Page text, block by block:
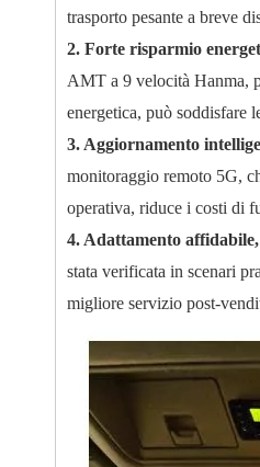
trasporto pesante a breve
2. Forte risparmio
AMT a 9 velocità Hanma,
energetica, può soddisfare
3. Aggiornamento
monitoraggio remoto 5G,
operativa, riduce i costi di
4. Adattamento
stata verificata in scenari
migliore servizio post-